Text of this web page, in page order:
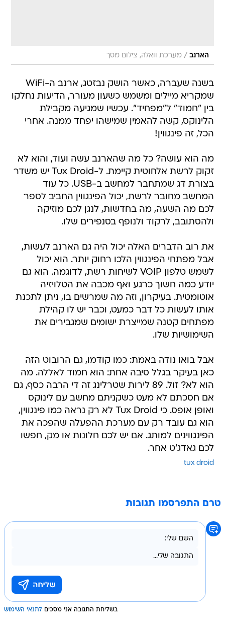
הארנב / מערכת וואלה, צילום מסך
בשנה שעברה, כאשר הושק נבזטג, ארנב ה-WiFi
שמקריא מיילים ומשמש כשעון מעורר, הדיעות נחלקו
בין "חמוד" ל"מפחיד". עכשיו שמגיעה מקבילת
הלינוקס, קשה להאמין שמישהו יפחד ממנה. אחרי
הכל, זה פינגווין!
מה הוא עושה? כל מה שהארנב עשה ועוד, והוא לא
זקוק לרשת אלחוטית קיימת. ל-Tux Droid יש משדר
בצורת דג שמתחבר למחשב ב-USB. כל עוד
המחשב מחובר לרשת, יכול הפינגווין החביב לספר
לכם מה השעה, מה בחדשות, לנגן לכם מוזיקה
ולהסתובב, לרקוד ולנופף בסנפירים שלו.
את רוב הדברים האלה יכול היה גם הארנב לעשות,
אבל מפתחי הפינגווין הלכו רחוק יותר. הוא יכול
לשמש טלפון VOIP לשיחות רשת, לדוגמה. הוא גם
יודע כמה חשוך כרגע ואף מכבה את הטלויזיה
אוטומטית. בעיקרון, וזה מה שמרשים בו, ניתן לתכנת
אותו לעשות כל דבר כמעט, וכבר יש לו קהילת
מפתחים קטנה שמייצרת ישומים שמגבירים את
השימושיות שלו.
אבל בואו נודה באמת: כמו קודמו, גם הרובוט הזה
כאן בעיקר בגלל סיבה אחת: הוא חמוד לאללה. מה
הוא לא? זול. 89 לירות שטרלינג זה די הרבה כסף, גם
אם חסכתם לא מעט כשקניתם מחשב עם לינוקס
ואופן אופס. כי Tux Droid לא רק נראה כמו פינגווין,
הוא גם עובד רק עם מערכת ההפעלה שהפכה את
הפינגווינים למותג. אם יש לכם חלונות או מק, חפשו
לכם גאדג'ט אחר.
tux droid
טרם התפרסמו תגובות
בשליחת התגובה אני מסכים לתנאי השימוש